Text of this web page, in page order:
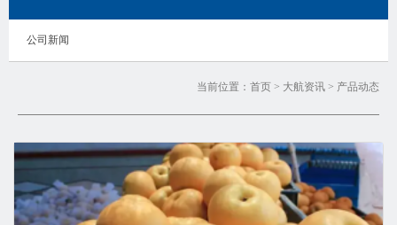
公司新闻
当前位置： 首页 > 大航资讯 > 产品动态